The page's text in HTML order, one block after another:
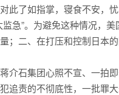
此了如指掌，寝食不安
急”。为避免这种情况，
；二、在打压和控制日本
介石集团心照不宣、一拍
追责的不彻底性，一批罪